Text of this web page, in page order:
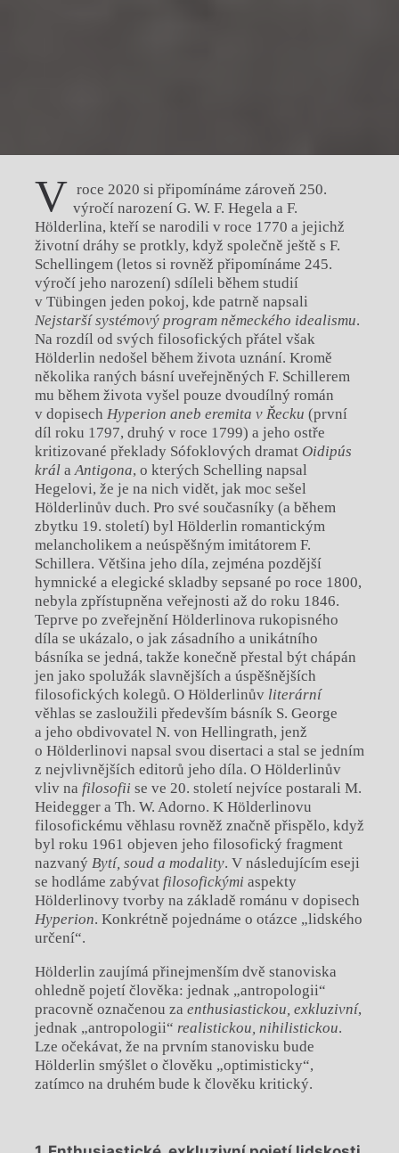
V roce 2020 si připomínáme zároveň 250.
výročí narození G. W. F. Hegela a F.
Hölderlina, kteří se narodili v roce 1770 a jejichž
ži­votní dráhy se protkly, když společně ještě s F.
Schellingem (letos si rovněž připomínáme 245.
výročí jeho narození) sdíleli během studií
v Tübingen jeden pokoj, kde patrně napsali
Nejstarší systémový program německého idealismu.
Na rozdíl od svých filo­sofic­kých přátel však
Hölderlin nedošel během života uznání. Kromě
několika raných básní uveřejněných F. Schillerem
mu během života vyšel pouze dvoudílný román
v dopisech Hyperion aneb eremita v Řecku (první
díl roku 1797, druhý v roce 1799) a jeho ostře
kritizované překlady Sófoklových dramat Oidipús
králaAntigona, o kterých Schelling napsal
Hegelovi, že je na nich vidět, jak moc sešel
Hölderlinův duch. Pro své současníky (a během
zbytku 19. století) byl Hölderlin romantickým
melancholikem a neúspěšným imitátorem F.
Schillera. Většina jeho díla, zejména pozdější
hymnické a elegické skladby sepsané po roce 1800,
nebyla zpřístupněna veřejnosti až do roku 1846.
Teprve po zveřejnění Hölderlinova rukopisného
díla se ukázalo, o jak zásadního a unikátního
básníka se jedná, takže konečně přestal být chápán
jen jako spolužák slavnějších a úspěšnějších
filosofických kolegů. O Hölderlinův literární
věhlas se zasloužili především básník S. George
a jeho obdivovatel N. von Hellingrath, jenž
o Hölderlinovi napsal svou disertaci a stal se jedním
z nejvlivnějších editorů jeho díla. O Hölderlinův
vliv na fi­losofii se ve 20. století nejvíce postarali M.
Heidegger a Th. W. Adorno. K Hölderlinovu
filosofickému věhlasu rovněž značně přispělo, když
byl roku 1961 objeven jeho filosofický fragment
nazvaný Bytí, soud a modality. V následujícím eseji
se hodláme zabývat filo­sofickými aspekty
Hölderlinovy tvorby na základě románu v dopisech
Hyperion. Konkrétně pojednáme o otázce „lidského
určení“.
Hölderlin zaujímá přinejmenším dvě stanoviska
ohledně pojetí člověka: jednak „antropologii“
pracovně označenou za enthu­siastickou, exkluzivní,
jednak „antropologii“ realistickou, nihilistickou.
Lze očekávat, že na prvním stanovisku bude
Hölderlin smýšlet o člověku „optimisticky“,
zatímco na druhém bude k člověku kritický.